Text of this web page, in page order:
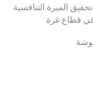
الميزة التنافسية
قطاع غزة